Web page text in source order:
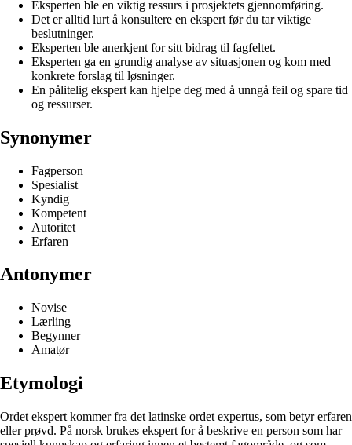
Eksperten ble en viktig ressurs i prosjektets gjennomføring.
Det er alltid lurt å konsultere en ekspert før du tar viktige
beslutninger.
Eksperten ble anerkjent for sitt bidrag til fagfeltet.
Eksperten ga en grundig analyse av situasjonen og kom med
konkrete forslag til løsninger.
En pålitelig ekspert kan hjelpe deg med å unngå feil og spare tid
og ressurser.
Synonymer
Fagperson
Spesialist
Kyndig
Kompetent
Autoritet
Erfaren
Antonymer
Novise
Lærling
Begynner
Amatør
Etymologi
Ordet ekspert kommer fra det latinske ordet expertus, som betyr erfaren
eller prøvd. På norsk brukes ekspert for å beskrive en person som har